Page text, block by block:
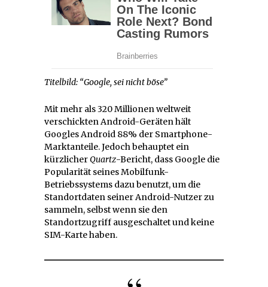
Titelbild: “Google, sei nicht böse”
Mit mehr als 320 Millionen weltweit
verschickten Android-Geräten hält
Googles Android 88% der Smartphone-
Marktanteile. Jedoch behauptet ein
kürzlicherQuartz-Bericht, dass Google die
Popularität seines Mobilfunk-
Betriebssystems dazu benutzt, um die
Standortdaten seiner Android-Nutzer zu
sammeln, selbst wenn sie den
Standortzugriff ausgeschaltet und keine
SIM-Karte haben.